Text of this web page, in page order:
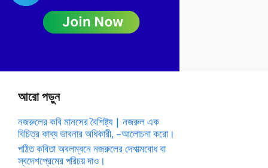
আরো পড়ুন
নজরুলের কবি মানসের বৈশিষ্ট্য | নজরুল এক
বিচিত্র কাব্য ভাবনার অধিকারী, –আলোচনা করো।
পঠিত কবিতা অবলম্বনে নজরুলের দেশাত্মবোধ বা
স্বদেশপ্রেমের পরিচয় দাও।